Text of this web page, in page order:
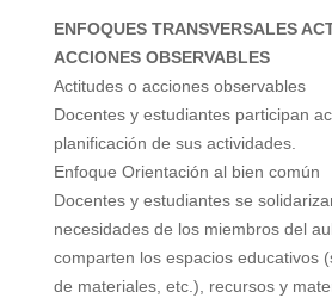
d
e
o
ENFOQUES TRANSVERSALES
ACCIONES OBSERVABLES
Actitudes o acciones observables
Docentes y estudiantes participan
planificación de sus actividades.
Enfoque Orientación al bien común
Docentes y estudiantes se
necesidades de los miembros del
comparten los espacios educativos
de materiales, etc.), recursos y